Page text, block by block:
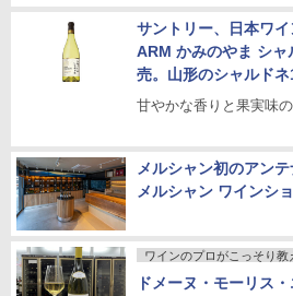
サントリー、日本ワ
ARM かみのやま シ
売。山形のシャルドネ
甘やかな香りと果実味
メルシャン初のアン
メルシャン ワインシ
ワインのプロがこっそり教
ドメーヌ・モーリス